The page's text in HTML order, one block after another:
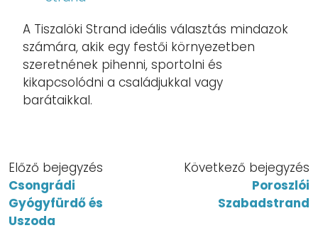
A Tiszalöki Strand ideális választás mindazok
számára, akik egy festői környezetben
szeretnének pihenni, sportolni és
kikapcsolódni a családjukkal vagy
barátaikkal.
Előző bejegyzés
Csongrádi
Gyógyfürdő és
Uszoda
Következő bejegyzés
Poroszlói
Szabadstrand